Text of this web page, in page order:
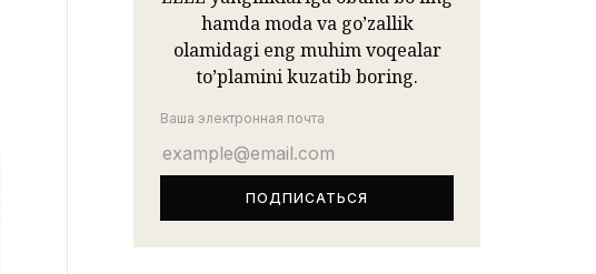
hamda moda va go’zallik
olamidagi eng muhim voqealar
to’plamini kuzatib boring.
Ваша электронная почта